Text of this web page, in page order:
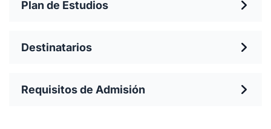
Plan de Estudios
Destinatarios
Requisitos de Admisión